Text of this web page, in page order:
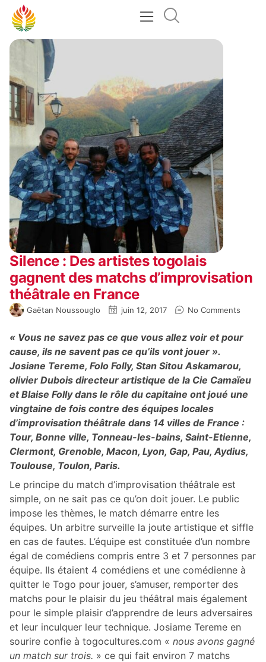
Silence : Des artistes togolais
gagnent des matchs d’improvisation
théâtrale en France
Gaëtan Noussouglo juin 12, 2017 No Comments
« Vous ne savez pas ce que vous allez voir et pour
cause, ils ne savent pas ce qu’ils vont jouer ».
Josiane Tereme, Folo Folly, Stan Sitou Askamarou,
olivier Dubois directeur artistique de la Cie Camaïeu
et Blaise Folly dans le rôle du capitaine ont joué une
vingtaine de fois contre des équipes locales
d’improvisation théâtrale dans 14 villes de France :
Tour, Bonne ville, Tonneau-les-bains, Saint-Etienne,
Clermont, Grenoble, Macon, Lyon, Gap, Pau, Aydius,
Toulouse, Toulon, Paris.
Le principe du match d’improvisation théâtrale est
simple, on ne sait pas ce qu’on doit jouer. Le public
impose les thèmes, le match démarre entre les
équipes. Un arbitre surveille la joute artistique et siffle
en cas de fautes. L’équipe est constituée d’un nombre
égal de comédiens compris entre 3 et 7 personnes par
équipe. Ils étaient 4 comédiens et une comédienne à
quitter le Togo pour jouer, s’amuser, remporter des
matchs pour le plaisir du jeu théâtral mais également
pour le simple plaisir d’apprendre de leurs adversaires
et leur inculquer leur technique. Josiame Tereme en
sourire confie à togocultures.com « nous avons gagné
un match sur trois. » ce qui fait environ 7 matchs